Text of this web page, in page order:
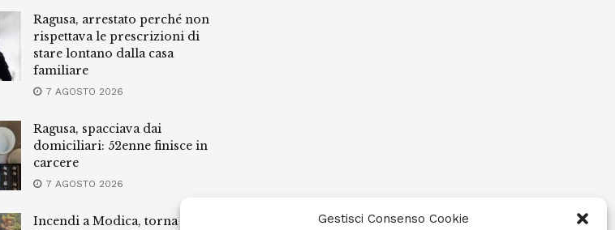
Gestisci Consenso Cookie
Ragusa, arrestato perché non
rispettava le prescrizioni di
stare lontano dalla casa
familiare
7 AGOSTO 2026
Ragusa, spacciava dai
domiciliari: 52enne finisce in
carcere
7 AGOSTO 2026
Incendi a Modica, torna in